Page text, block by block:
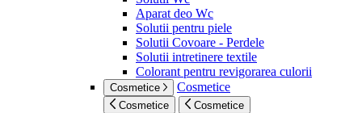
Aparat deo Wc
Solutii pentru piele
Solutii Covoare - Perdele
Solutii intretinere textile
Colorant pentru revigorarea culorii
Cosmetice Cosmetice
Cosmetice Cosmetice